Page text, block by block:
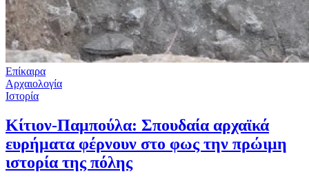
Επίκαιρα
Αρχαιολογία
Ιστορία
Κίτιον-Παμπούλα: Σπουδαία αρχαϊκά
ευρήματα φέρνουν στο φως την πρώιμη
ιστορία της πόλης